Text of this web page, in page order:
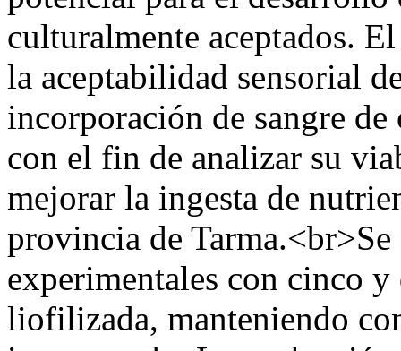
culturalmente aceptados.
la aceptabilidad sensorial
incorporación de sangre
con el fin de analizar su
mejorar la ingesta de
provincia de
experimentales con cinco y
liofilizada, manteniendo